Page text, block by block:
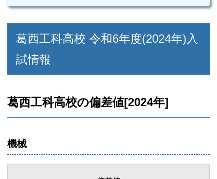
葛西工科高校 令和6年度(2024年)入
試情報
葛西工科高校の偏差値[2024年]
機械